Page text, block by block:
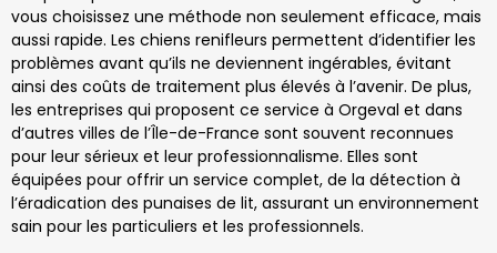
vous choisissez une méthode non seulement efficace, mais
aussi rapide. Les chiens renifleurs permettent d’identifier les
problèmes avant qu’ils ne deviennent ingérables, évitant
ainsi des coûts de traitement plus élevés à l’avenir. De plus,
les entreprises qui proposent ce service à Orgeval et dans
d’autres villes de l’Île-de-France sont souvent reconnues
pour leur sérieux et leur professionnalisme. Elles sont
équipées pour offrir un service complet, de la détection à
l’éradication des punaises de lit, assurant un environnement
sain pour les particuliers et les professionnels.